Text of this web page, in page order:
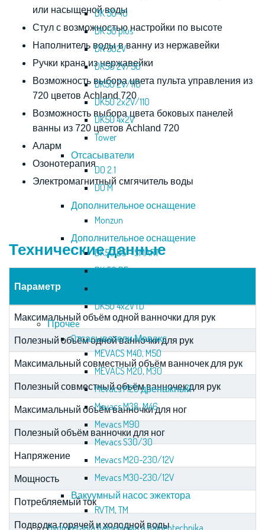
DK 50-10
DK 50 plus
DK 502V
DK50 2V/50
DK50 2V/110
DK50 2x2V/110
DK50 4x2V
Tower
Отсасыватели
DO 2.1
DO M
Дополнительное оснащение
Monzun
Дополнительное оснащение
DK50 DS – SMART
DK 50 DE
DK50 4x2VTD
Прочеe
Oтсасыватели Мевакс
MEVACS M40, M50
MEVACS M20, M30
Mevacs M20 дренажный
Mevacs M38, M46
Mevacs M90
Mevacs S30/30
Mevacs M20-230/12V
Mevacs M30-230/12V
Вакуумный насос эжектора
RVTM, TM
Hydroterapia balneológia a balneotechnika
или нacыщeнoй вoды
Стyл c вoзмoжнocтью нacтрoйки пo выcoтe
Наполнитель воды в вaнну из нeржaвeйки
Ручки крана из нeржaвeйки
Возможность выбора цвета пульта управления из
720 цветов Aсhland 720
Возможность выбора цвета боковых панелей
ванны из 720 цветов Aсhland 720
Аларм
Озoнотерапия
Электромагнитный смгячитель воды
Параметр
Максимальный объём одной ванночки для рук
Полезный объём одной ванночки для рук
Максимальный совместный объём ванночек для рук
Полезный совместный объём ванночек для рук
Максимальный объём ванночки для ног
Полезный объём ванночки для ног
Напряжение
Мощность
Потребляемый ток
Подводка горячей и холодной воды
Технические данные